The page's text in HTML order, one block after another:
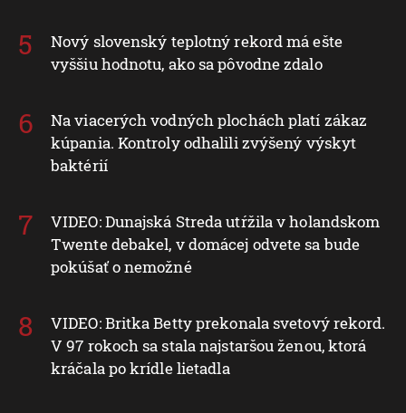
Nový slovenský teplotný rekord má ešte
vyššiu hodnotu, ako sa pôvodne zdalo
Na viacerých vodných plochách platí zákaz
kúpania. Kontroly odhalili zvýšený výskyt
baktérií
VIDEO: Dunajská Streda utŕžila v holandskom
Twente debakel, v domácej odvete sa bude
pokúšať o nemožné
VIDEO: Britka Betty prekonala svetový rekord.
V 97 rokoch sa stala najstaršou ženou, ktorá
kráčala po krídle lietadla